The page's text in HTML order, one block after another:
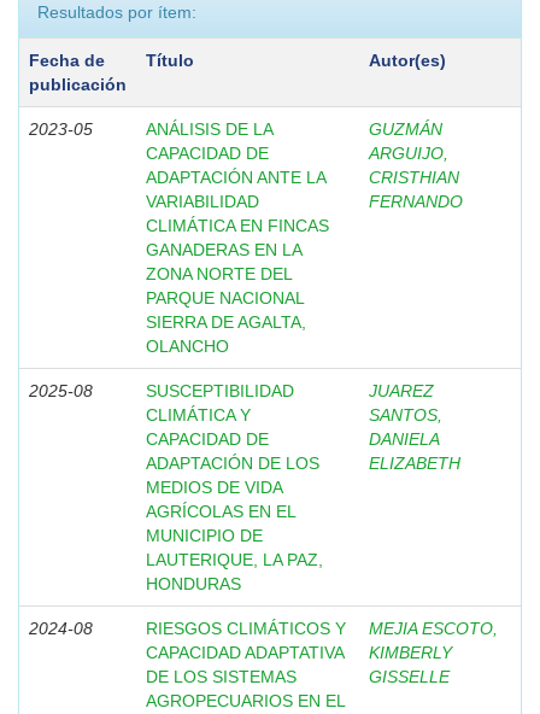
Resultados por ítem:
Fecha de
publicación
Título Autor(es)
2023-05
ANÁLISIS DE LA
CAPACIDAD DE
ADAPTACIÓN ANTE LA
VARIABILIDAD
CLIMÁTICA EN FINCAS
GANADERAS EN LA
ZONA NORTE DEL
PARQUE NACIONAL
SIERRA DE AGALTA,
OLANCHO
GUZMÁN
ARGUIJO,
CRISTHIAN
FERNANDO
2025-08
SUSCEPTIBILIDAD
CLIMÁTICA Y
CAPACIDAD DE
ADAPTACIÓN DE LOS
MEDIOS DE VIDA
AGRÍCOLAS EN EL
MUNICIPIO DE
LAUTERIQUE, LA PAZ,
HONDURAS
JUAREZ
SANTOS,
DANIELA
ELIZABETH
2024-08
RIESGOS CLIMÁTICOS Y
CAPACIDAD ADAPTATIVA
DE LOS SISTEMAS
AGROPECUARIOS EN EL
MEJIA ESCOTO,
KIMBERLY
GISSELLE